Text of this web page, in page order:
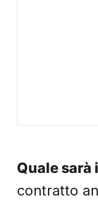
Quale sarà
contratto